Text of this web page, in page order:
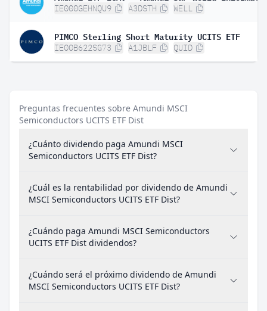
IE000GEHNQU9 A3DSTH WELL
PIMCO Sterling Short Maturity UCITS ETF
IE00B622SG73 A1JBLF QUID
Preguntas frecuentes sobre Amundi MSCI
Semiconductors UCITS ETF Dist
¿Cuánto dividendo paga Amundi MSCI
Semiconductors UCITS ETF Dist?
¿Cuál es la rentabilidad por dividendo de Amundi
MSCI Semiconductors UCITS ETF Dist?
¿Cuándo paga Amundi MSCI Semiconductors
UCITS ETF Dist dividendos?
¿Cuándo será el próximo dividendo de Amundi
MSCI Semiconductors UCITS ETF Dist?